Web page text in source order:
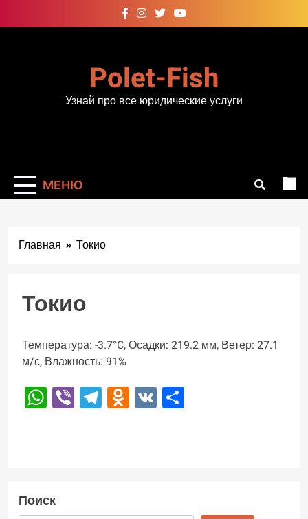
к
Polet-Fish
Узнай про все юридические услуги
МЕНЮ
Главная Токио
Токио
Температура: -3.7°C, Осадки: 219.2 мм, Ветер: 27.1
м/с, Влажность: 91%
WhatsApp
ViberTelegram
Odnoklassniki
VK
Поиск